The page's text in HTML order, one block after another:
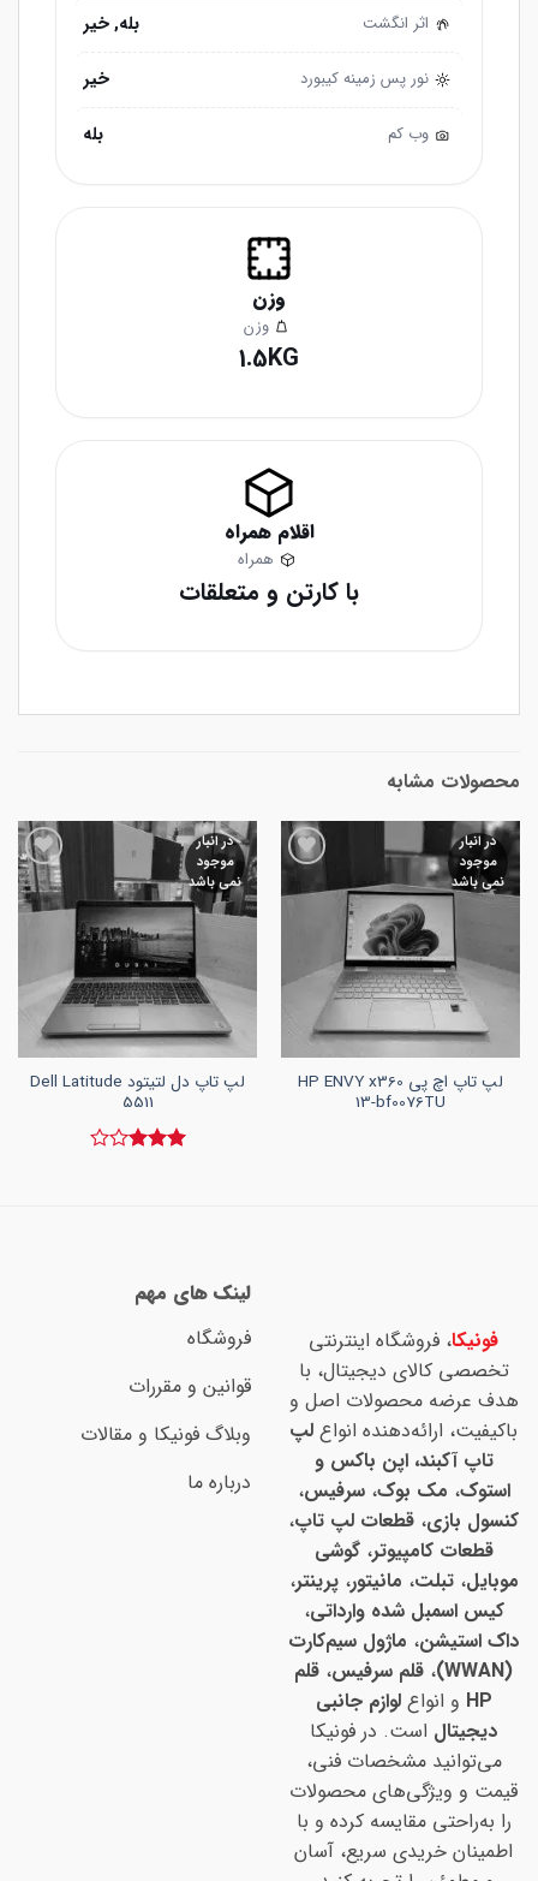
اثر انگشت بله, خیر
نور پس زمینه کیبورد خیر
وب کم بله
وزن
وزن
1.5KG
اقلام همراه
همراه
با کارتن و متعلقات
محصولات مشابه
به
در انبار
موجود
نمی باشد
لپ تاپ اچ پی HP ENVY x360
13-bf0076TU
افزودن
به
علاقه
در انبار
موجود
نمی باشد
لپ تاپ دل لتیتود Dell Latitude
5511
فونیکا، فروشگاه اینترنتی
تخصصی کالای دیجیتال، با
هدف عرضه محصولات اصل و
باکیفیت، ارائه‌دهنده انواع لپ
تاپ آکبند، اپن باکس و
استوک، مک بوک،سرفیس،
کنسول بازی، قطعات لپ تاپ،
قطعات کامپیوتر،گوشی
موبایل،تبلت، مانیتور،پرینتر،
کیس اسمبل شده وارداتی،
داک استیشن، ماژول سیم‌کارت
(WWAN)
، قلم سرفیس، قلم
HP و انواعلوازم جانبی
دیجیتال است. در فونیکا
می‌توانید مشخصات فنی،
قیمت و ویژگی‌های محصولات
را به‌راحتی مقایسه کرده و با
اطمینان خریدی سریع، آسان
لینک های مهم
فروشگاه
قوانین و مقررات
وبلاگ فونیکا و مقالات
درباره ما